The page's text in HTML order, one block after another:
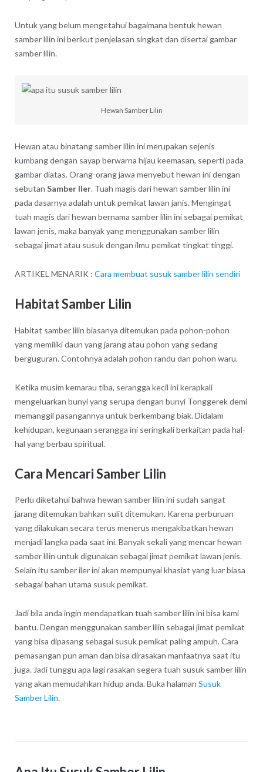
Untuk yang belum mengetahui bagaimana bentuk hewan
samber lilin ini berikut penjelasan singkat dan disertai gambar
samber lilin.
Hewan Samber Lilin
Hewan atau binatang samber lilin ini merupakan sejenis
kumbang dengan sayap berwarna hijau keemasan, seperti pada
gambar diatas. Orang-orang jawa menyebut hewan ini dengan
sebutan Samber Iler. Tuah magis dari hewan samber lilin ini
pada dasarnya adalah untuk pemikat lawan janis. Mengingat
tuah magis dari hewan bernama samber lilin ini sebagai pemikat
lawan jenis, maka banyak yang menggunakan samber lilin
sebagai jimat atau susuk dengan ilmu pemikat tingkat tinggi.
ARTIKEL MENARIK : Cara membuat susuk samber lilin sendiri
Habitat Samber Lilin
Habitat samber lilin biasanya ditemukan pada pohon-pohon
yang memiliki daun yang jarang atau pohon yang sedang
berguguran. Contohnya adalah pohon randu dan pohon waru.
Ketika musim kemarau tiba, serangga kecil ini kerapkali
mengeluarkan bunyi yang serupa dengan bunyi Tonggerek demi
memanggil pasangannya untuk berkembang biak. Didalam
kehidupan, kegunaan serangga ini seringkali berkaitan pada hal-
hal yang berbau spiritual.
Cara Mencari Samber Lilin
Perlu diketahui bahwa hewan samber lilin ini sudah sangat
jarang ditemukan bahkan sulit ditemukan. Karena perburuan
yang dilakukan secara terus menerus mengakibatkan hewan
menjadi langka pada saat ini. Banyak sekali yang mencar hewan
samber lilin untuk digunakan sebagai jimat pemikat lawan jenis.
Selain itu samber iler ini akan mempunyai khasiat yang luar biasa
sebagai bahan utama susuk pemikat.
Jadi bila anda ingin mendapatkan tuah samber lilin ini bisa kami
bantu. Dengan menggunakan samber lilin sebagai jimat pemikat
yang bisa dipasang sebagai susuk pemikat paling ampuh. Cara
pemasangan pun aman dan bisa dirasakan manfaatnya saat itu
juga. Jadi tunggu apa lagi rasakan segera tuah susuk samber lilin
yang akan memudahkan hidup anda. Buka halaman Susuk
Samber Lilin.